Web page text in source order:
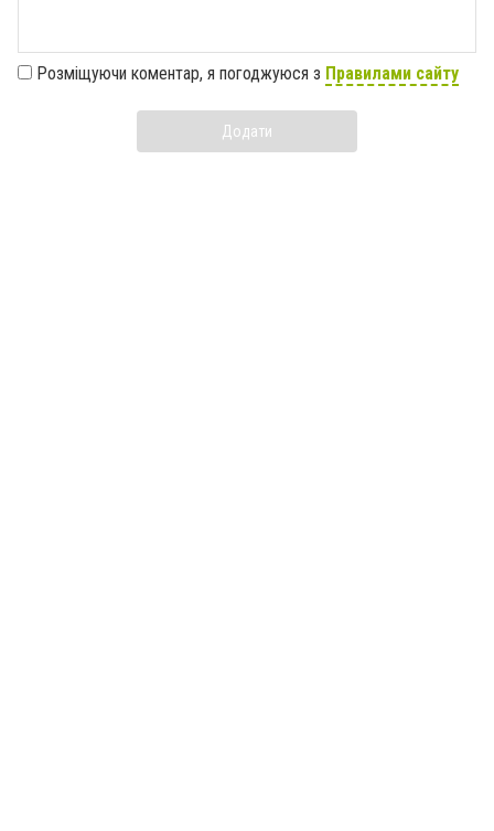
Розміщуючи коментар, я погоджуюся з Правилами сайту
Додати